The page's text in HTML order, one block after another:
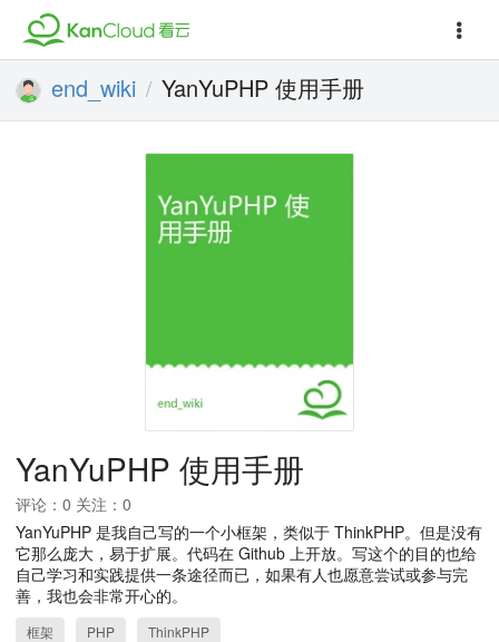
end_wiki / YanYuPHP 使用手册
YanYuPHP 使用手册
评论：0 关注：0
YanYuPHP 是我自己写的一个小框架，类似于 ThinkPHP。但是没有
它那么庞大，易于扩展。代码在 Github 上开放。写这个的目的也给
自己学习和实践提供一条途径而已，如果有人也愿意尝试或参与完
善，我也会非常开心的。
框架 PHP ThinkPHP